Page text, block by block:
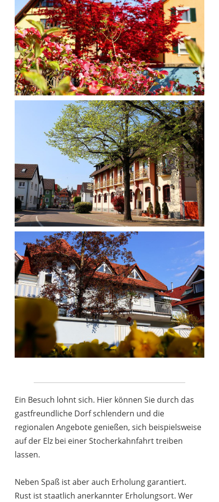
Ein Besuch lohnt sich. Hier können Sie durch das
gastfreundliche Dorf schlendern und die
regionalen Angebote genießen, sich beispielsweise
auf der Elz bei einer Stocherkahnfahrt treiben
lassen.
Neben Spaß ist aber auch Erholung garantiert.
Rust ist staatlich anerkannter Erholungsort. Wer